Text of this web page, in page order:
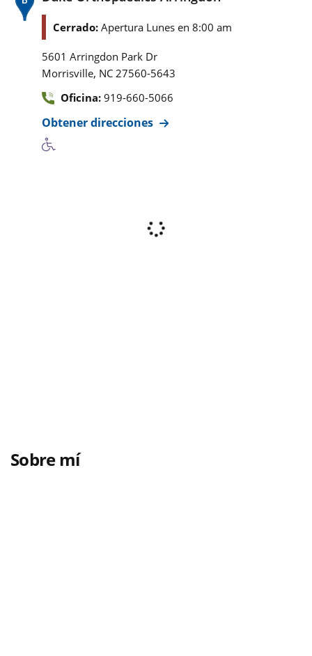
Cerrado: Apertura Lunes en 8:00 am
5601 Arringdon Park Dr
Morrisville, NC 27560-5643
Oficina: 919-660-5066
Obtener direcciones
Sobre mí